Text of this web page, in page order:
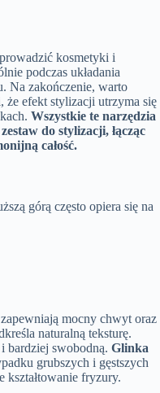
kosmetyki i
podczas układania
Na zakończenie, warto
że efekt stylizacji utrzyma się
Wszystkie te narzędzia
do stylizacji, łącząc
całość.
górą często opiera się na
zapewniają mocny chwyt oraz
naturalną teksturę.
bardziej swobodną. Glinka
grubszych i gęstszych
kształtowanie fryzury.